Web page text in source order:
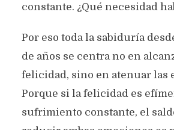
constante. ¿Qué necesidad
Por eso toda la sabiduría
de años se centra no en
felicidad, sino en atenuar las
Porque si la felicidad es
sufrimiento constante, el